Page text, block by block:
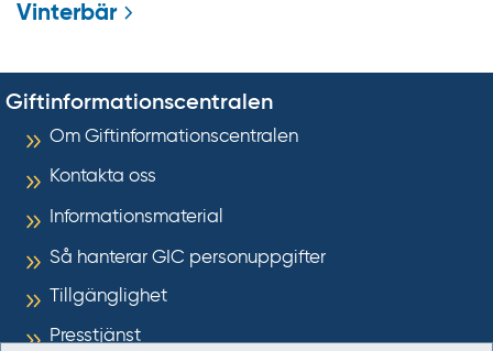
Vinterbär
Giftinformationscentralen
Om Giftinformationscentralen
Kontakta oss
Informationsmaterial
Så hanterar GIC personuppgifter
Tillgänglighet
Presstjänst